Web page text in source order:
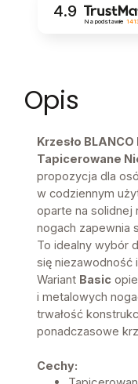
4.9
Na podstawie
Opis
Krzesło
Tapicerowane
propozycja dla
w codziennym
oparte na solidnej
nogach zapewnia
To idealny wybór
się niezawodność
Wariant Basic
i metalowych
trwałość
ponadczasowe
Cechy: